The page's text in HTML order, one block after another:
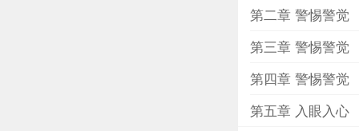
第二章 警惕警觉
第三章 警惕警觉
第四章 警惕警觉
第五章 入眼入心